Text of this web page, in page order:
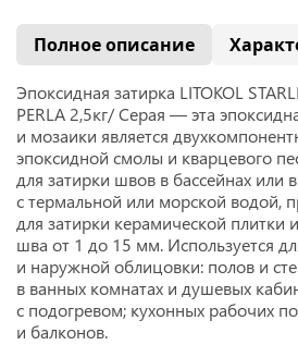
Полное описание
Эпоксидная затирка LITOKOL
PERLA 2,5кг/ Серая — эта
и мозаики является
эпоксидной смолы и кварцевого
для затирки швов в бассейнах или
с термальной или морской водой,
для затирки керамической
шва от 1 до 15 мм. Используется
и наружной облицовки: полов и
в ванных комнатах и душевых
с подогревом; кухонных рабочих
и балконов.